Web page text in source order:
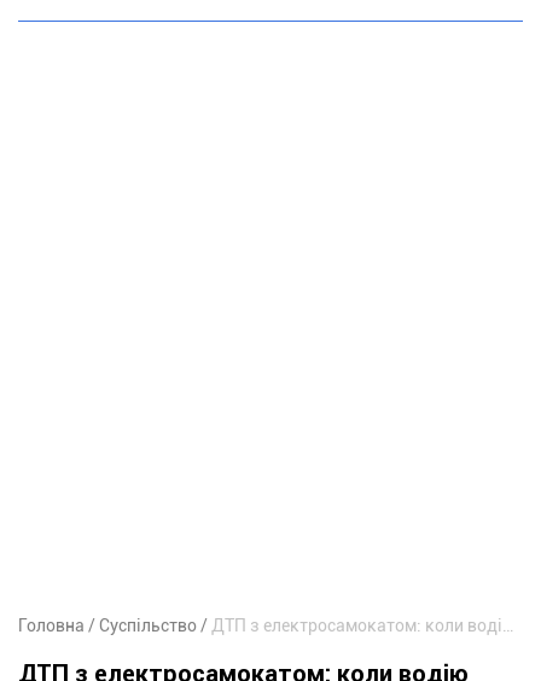
Головна Суспільство
ДТП з електросамокатом: коли водію